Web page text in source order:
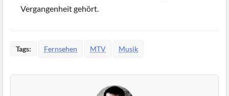
Vergangenheit gehört.
Tags: Fernsehen MTV Musik